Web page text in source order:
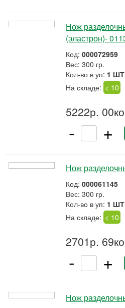
Нож
(эластрон)-
Код: 000072959
Вес: 300 гр.
Кол-во в уп: 1 ШТ
На складе: < 10
5222р.
- +
Нож
Код: 000061145
Вес: 300 гр.
Кол-во в уп: 1 ШТ
На складе: < 10
2701р.
- +
Нож